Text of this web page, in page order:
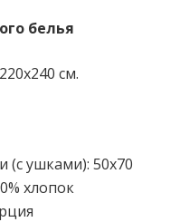
белья
см.
(с ушками): 50х70
хлопок